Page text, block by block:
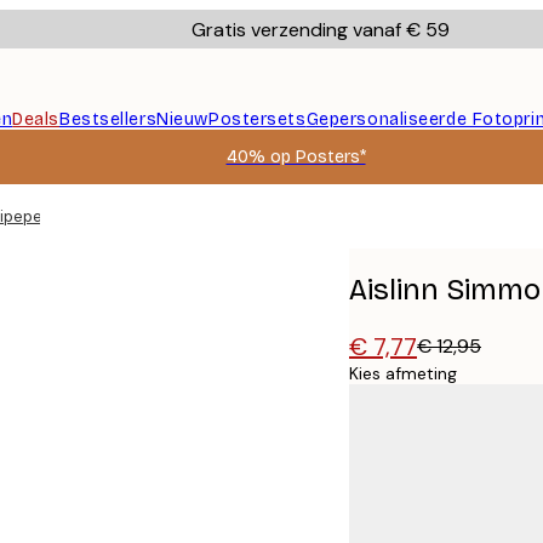
Gratis verzending vanaf € 59
DealsBestsellersNieuwPostersetsGepersonaliseerde
40% op Posters*
Poster
Aislinn
€ 7,77€ 12,95
Kies afmeting